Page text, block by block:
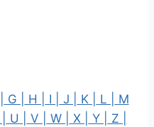
G | H | I | J | K | L |
M
U | V | W | X | Y | Z |